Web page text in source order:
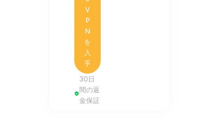
V
P
N
を
入
手
30日
間の返
金保証